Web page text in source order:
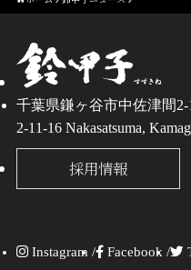
千葉県鎌ヶ谷市中佐津間2-
2-11-16 Nakasatsuma,
採用情報
Instagram / Facebook /